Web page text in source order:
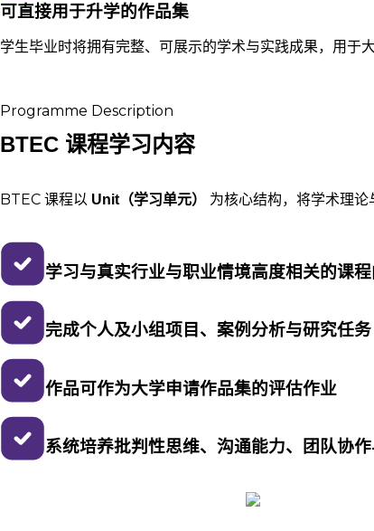
可直接用于升学的作品集
学生毕业时将拥有完整、可展示的学术与实践成果，用于
Programme Description
BTEC 课程学习内容
BTEC 课程以 Unit（学习单元） 为核心结构，将学术理论
学习与真实行业与职业情境高度相关的课
完成个人及小组项目、案例分析与研究任务
作品可作为大学申请作品集的评估作业
系统培养批判性思维、沟通能力、团队协